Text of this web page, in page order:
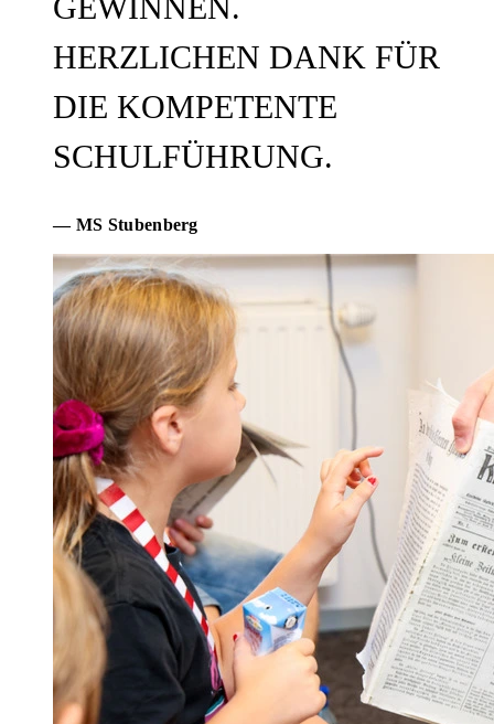
HERZLICHEN DANK FÜR
DIE KOMPETENTE
SCHULFÜHRUNG.
— MS Stubenberg